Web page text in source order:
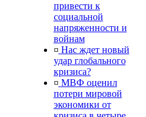
привести к
социальной
напряженности и
войнам
¤ Нас ждет новый
удар глобального
кризиса?
¤ МВФ оценил
потери мировой
экономики от